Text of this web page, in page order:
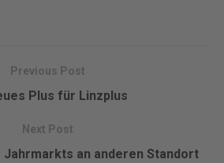
Previous Post
Plus für Linzplus
Next Post
Jahrmarkts an anderen Standort